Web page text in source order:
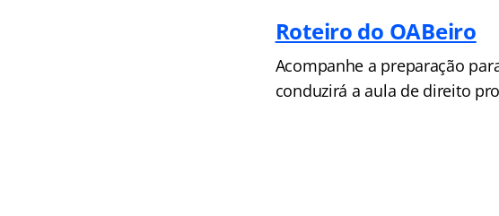
Roteiro do OABeiro
Acompanhe a preparação
conduzirá a aula de direito